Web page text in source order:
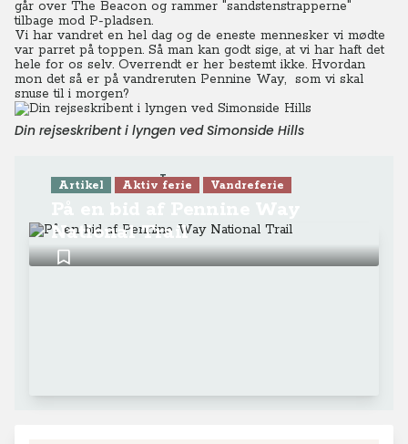
går over The Beacon og rammer "sandstenstrapperne"
tilbage mod P-pladsen.
Vi har vandret en hel dag og de eneste mennesker vi mødte
var parret på toppen. Så man kan godt sige, at vi har haft det
hele for os selv. Overrendt er her bestemt ikke. Hvordan
mon det så er på vandreruten Pennine Way, som vi skal
snuse til i morgen?
Din rejseskribent i lyngen ved Simonside Hills
Læs mere
Artikel Aktiv ferie Vandreferie
National Trail